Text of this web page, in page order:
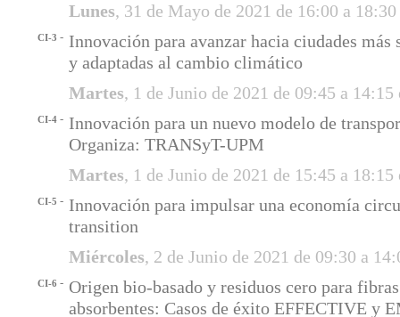
Lunes, 31 de Mayo de 2021 de 16:00 a
CI-3 - Innovación para avanzar hacia ciudades más
y adaptadas al cambio climático
Martes, 1 de Junio de 2021 de 09:45 a
CI-4 - Innovación para un nuevo modelo de
Organiza: TRANSyT-UPM
Martes, 1 de Junio de 2021 de 15:45 a
CI-5 - Innovación para impulsar una economía
transition
Miércoles, 2 de Junio de 2021 de 09:30 a
CI-6 - Origen bio-basado y residuos cero para
absorbentes: Casos de éxito EFFECTIVE y